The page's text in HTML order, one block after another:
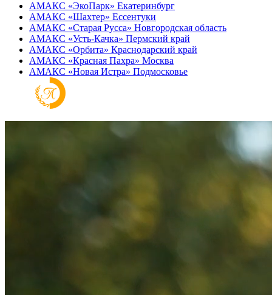
АМАКС «ЭкоПарк» Екатеринбург
АМАКС «‎Шахтер» Ессентуки
АМАКС «‎Старая Русса» Новгородская область
АМАКС «‎Усть-Качка» Пермский край
АМАКС «‎Орбита» Краснодарский край
АМАКС «‎Красная Пахра» Москва
АМАКС «‎Новая Истра» Подмосковье